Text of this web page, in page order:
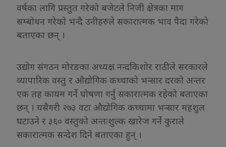
वर्षका लागि प्रस्तुत गरेको बजेटले निजी क्षेत्रका माग
सम्बोधन गरेको भन्दै उनीहरुले सकारात्मक भाव पैदा गरेको
बताएका छन् ।
उद्योग संगठन मोरङका अध्यक्ष नन्दकिशोर राठीले सरकारले
व्यापारिक वस्तु र औद्योगिक कच्चाको भन्सार दरको अन्तर
एक तह कायम गर्ने घोषणा गर्नु सकारात्मक रहेको बताएका
छन् । यसैगरी २७३ वटा औद्योगिक कच्चामा भन्सार महशुल
घटाउने र ३६० वस्तुको अन्तःशुल्क खारेज गर्ने कुराले
सकारात्मक सन्देश दिने बताएका हुन् ।